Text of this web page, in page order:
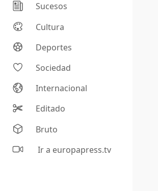
Sucesos
Cultura
Deportes
Sociedad
Internacional
Editado
Bruto
Ir a europapress.tv